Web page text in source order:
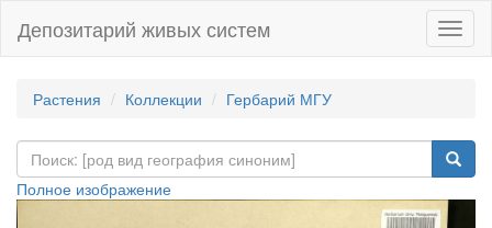
Депозитарий живых систем
Растения Коллекции Гербарий МГУ
Полное изображение